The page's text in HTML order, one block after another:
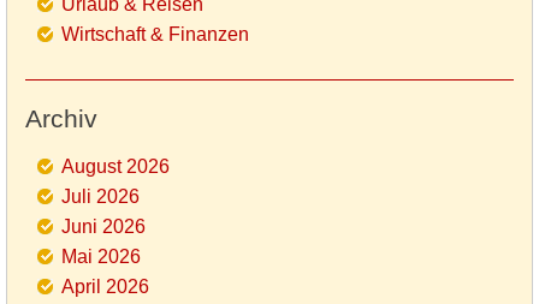
Wirtschaft & Finanzen
Archiv
August 2026
Juli 2026
Juni 2026
Mai 2026
April 2026